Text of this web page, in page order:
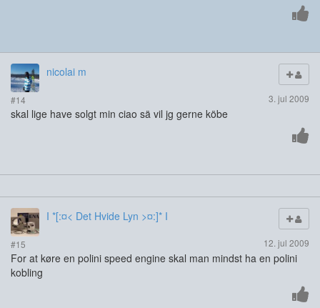
nicolai m
#14 3. jul 2009
skal lige have solgt min ciao sä vil jg gerne köbe
I *[:¤< Det Hvide Lyn >¤:]* I
#15 12. jul 2009
For at køre en polini speed engine skal man mindst ha en polini
kobling